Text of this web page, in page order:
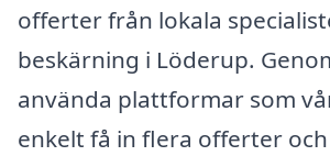
offerter från lokala
beskärning i Löderup.
använda plattformar som
enkelt få in flera offerter